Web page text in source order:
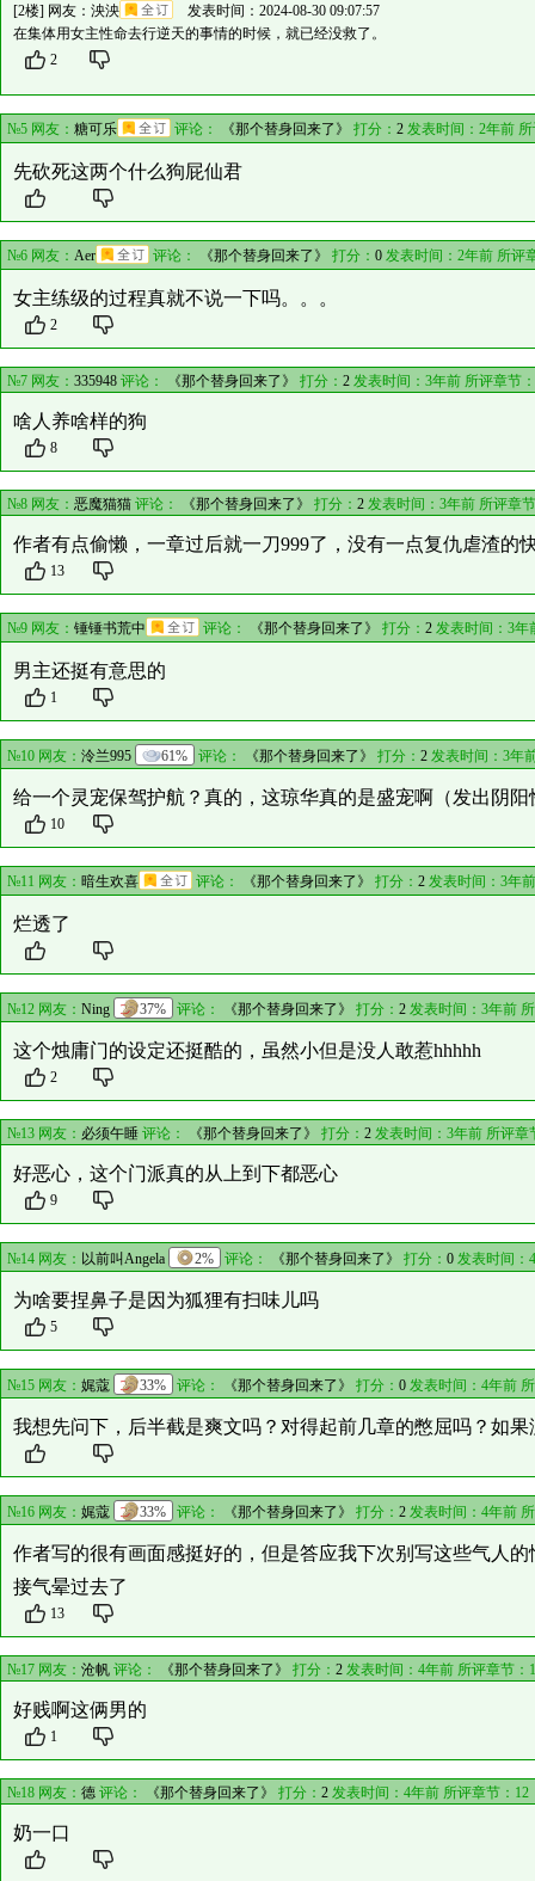
[2楼] 网友： 泱泱
发表时间：2024-08-30 09:07:57
在集体用女主性命去行逆天的事情的时候，就已经没救了。
2
№5 网友： 糖可乐 评论： 《那个替身回来了》 打分： 2 发表时间：2年前
先砍死这两个什么狗屁仙君
№6 网友： Aer 评论： 《那个替身回来了》 打分： 0 发表时间：2年前 所评
女主练级的过程真就不说一下吗。。。
2
№7 网友： 335948 评论： 《那个替身回来了》 打分： 2 发表时间：3年前 所评章节：
啥人养啥样的狗
8
№8 网友： 恶魔猫猫 评论： 《那个替身回来了》 打分： 2 发表时间：3年前 所评章
作者有点偷懒，一章过后就一刀999了，没有一点复仇虐渣的
13
№9 网友： 锤锤书荒中 评论： 《那个替身回来了》 打分： 2 发表时间：3年
男主还挺有意思的
1
№10 网友： 泠兰995 61% 评论： 《那个替身回来了》 打分： 2 发表时间：3年
给一个灵宠保驾护航？真的，这琼华真的是盛宠啊（发出阴阳
10
№11 网友： 暗生欢喜 评论： 《那个替身回来了》 打分： 2 发表时间：3年
烂透了
№12 网友： Ning 37% 评论： 《那个替身回来了》 打分： 2 发表时间：3年前
这个烛庸门的设定还挺酷的，虽然小但是没人敢惹hhhhh
2
№13 网友： 必须午睡 评论： 《那个替身回来了》 打分： 2 发表时间：3年前 所评章
好恶心，这个门派真的从上到下都恶心
9
№14 网友： 以前叫Angela 2% 评论： 《那个替身回来了》 打分： 0 发表时间：
为啥要捏鼻子是因为狐狸有扫味儿吗
5
№15 网友： 娓蔻 33% 评论： 《那个替身回来了》 打分： 0 发表时间：4年前
我想先问下，后半截是爽文吗？对得起前几章的憋屈吗？如
№16 网友： 娓蔻 33% 评论： 《那个替身回来了》 打分： 2 发表时间：4年前
作者写的很有画面感挺好的，但是答应我下次别写这些气人
接气晕过去了
13
№17 网友： 沧帆 评论： 《那个替身回来了》 打分： 2 发表时间：4年前 所评章节：
好贱啊这俩男的
1
№18 网友： 德 评论： 《那个替身回来了》 打分： 2 发表时间：4年前 所评章节： 12
奶一口